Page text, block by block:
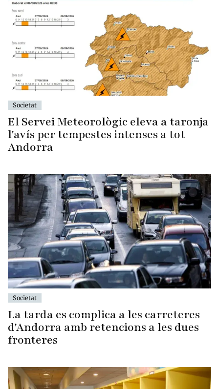
Societat
El Servei Meteorològic eleva a taronja
l'avís per tempestes intenses a tot
Andorra
Societat
La tarda es complica a les carreteres
d'Andorra amb retencions a les dues
fronteres